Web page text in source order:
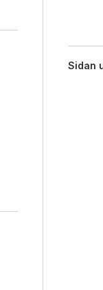
Sidan